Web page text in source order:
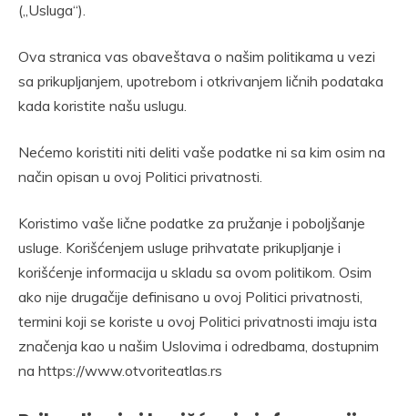
(„Usluga“).
Ova stranica vas obaveštava o našim politikama u vezi
sa prikupljanjem, upotrebom i otkrivanjem ličnih podataka
kada koristite našu uslugu.
Nećemo koristiti niti deliti vaše podatke ni sa kim osim na
način opisan u ovoj Politici privatnosti.
Koristimo vaše lične podatke za pružanje i poboljšanje
usluge. Korišćenjem usluge prihvatate prikupljanje i
korišćenje informacija u skladu sa ovom politikom. Osim
ako nije drugačije definisano u ovoj Politici privatnosti,
termini koji se koriste u ovoj Politici privatnosti imaju ista
značenja kao u našim Uslovima i odredbama, dostupnim
na https://www.otvoriteatlas.rs